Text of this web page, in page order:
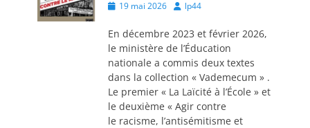
Posted19 mai 2026 Author
lp44
En décembre 2023 et février 2026,
le ministère de l’Éducation
nationale a commis deux textes
dans la collection « Vademecum » .
Le premier « La Laïcité à l’École » et
le deuxième « Agir contre
le racisme, l’antisémitisme et